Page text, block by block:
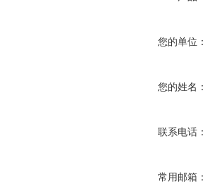
您的单位：
您的姓名：
联系电话：
常用邮箱：